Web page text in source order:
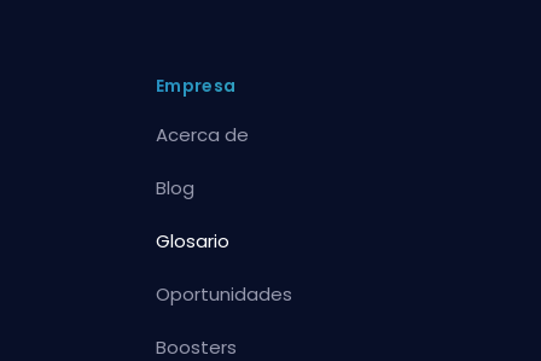
Empresa
Acerca de
Blog
Glosario
Oportunidades
Boosters